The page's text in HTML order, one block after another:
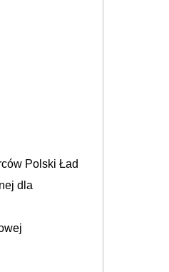
Polski Ład
dla